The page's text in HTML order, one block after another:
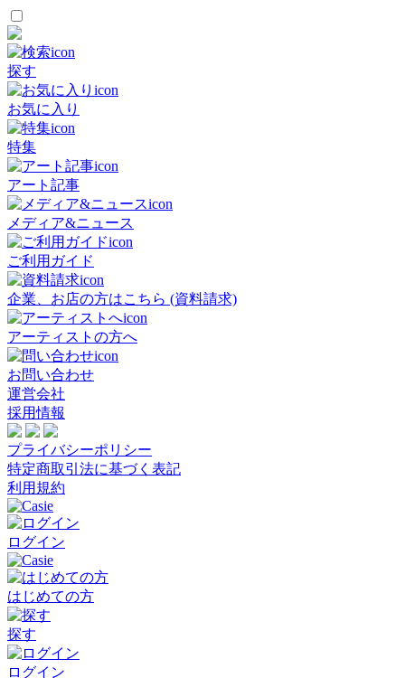
探す
お気に入り
特集
アート記事
メディア&ニュース
ご利用ガイド
企業、お店の方はこちら (資料請求)
アーティストの方へ
お問い合わせ
運営会社
採用情報
プライバシーポリシー
特定商取引法に基づく表記
利用規約
ログイン
はじめての方
探す
ログイン